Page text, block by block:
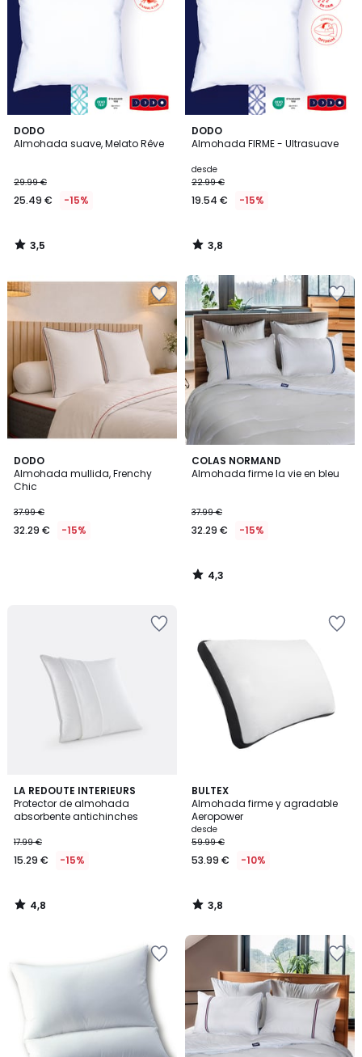
DODO
Almohada suave, Melato Rêve
29.99 €
25.49 € -15%
3,5
/ 5
3,5
/
DODO
Almohada FIRME - Ultrasuave
desde
22.99 €
19.54 € -15%
3,8
/ 5
3,8
/
DODO
Almohada mullida, Frenchy
Chic
37.99 €
32.29 € -15%
COLAS NORMAND
Almohada firme la vie en bleu
37.99 €
32.29 € -15%
4,3
/ 5
4,3
/
LA REDOUTE INTERIEURS
Protector de almohada
absorbente antichinches
17.99 €
15.29 € -15%
4,8
/ 5
4,8
/
BULTEX
Almohada firme y agradable
Aeropower
desde
59.99 €
53.99 € -10%
3,8
/ 5
3,8
/